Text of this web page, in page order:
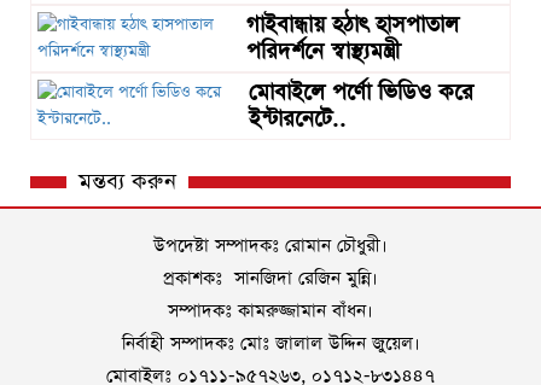
গাইবান্ধায় হঠাৎ হাসপাতাল
পরিদর্শনে স্বাস্থ্যমন্ত্রী
মোবাইলে পর্ণো ভিডিও করে
ইন্টারনেটে..
মন্তব্য করুন
উপদেষ্টা সম্পাদকঃ রোমান চৌধুরী।
প্রকাশকঃ সানজিদা রেজিন মুন্নি।
সম্পাদকঃ কামরুজ্জামান বাঁধন।
নির্বাহী সম্পাদকঃ মোঃ জালাল উদ্দিন জুয়েল।
মোবাইলঃ ০১৭১১-৯৫৭২৬৩, ০১৭১২-৮৩১৪৪৭